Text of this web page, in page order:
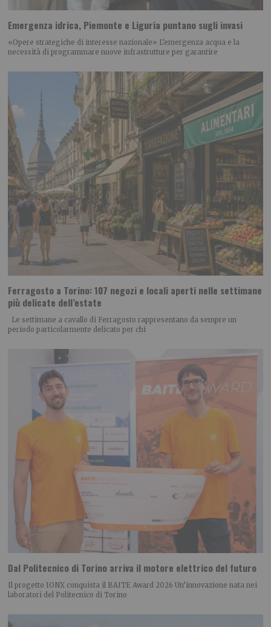
Emergenza idrica, Piemonte e Liguria puntano sugli invasi
«Opere strategiche di interesse nazionale» L’emergenza acqua e la
necessità di programmare nuove infrastrutture per garantire
Ferragosto a Torino: 107 negozi e locali aperti nelle settimane
più delicate dell’estate
Le settimane a cavallo di Ferragosto rappresentano da sempre un
periodo particolarmente delicato per chi
Dal Politecnico di Torino arriva il motore elettrico del futuro
Il progetto IONX conquista il BAITE Award 2026 Un’innovazione nata nei
laboratori del Politecnico di Torino